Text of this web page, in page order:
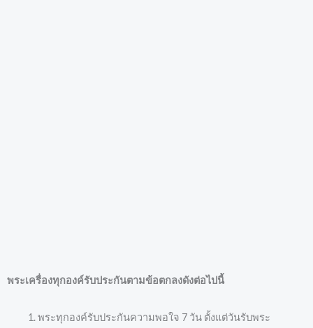
พระเครื่องทุกองค์รับประกันตามข้อตกลงดังต่อไปนี้
พระทุกองค์รับประกันความพอใจ 7 วัน ตั้งแต่วันรับพระ